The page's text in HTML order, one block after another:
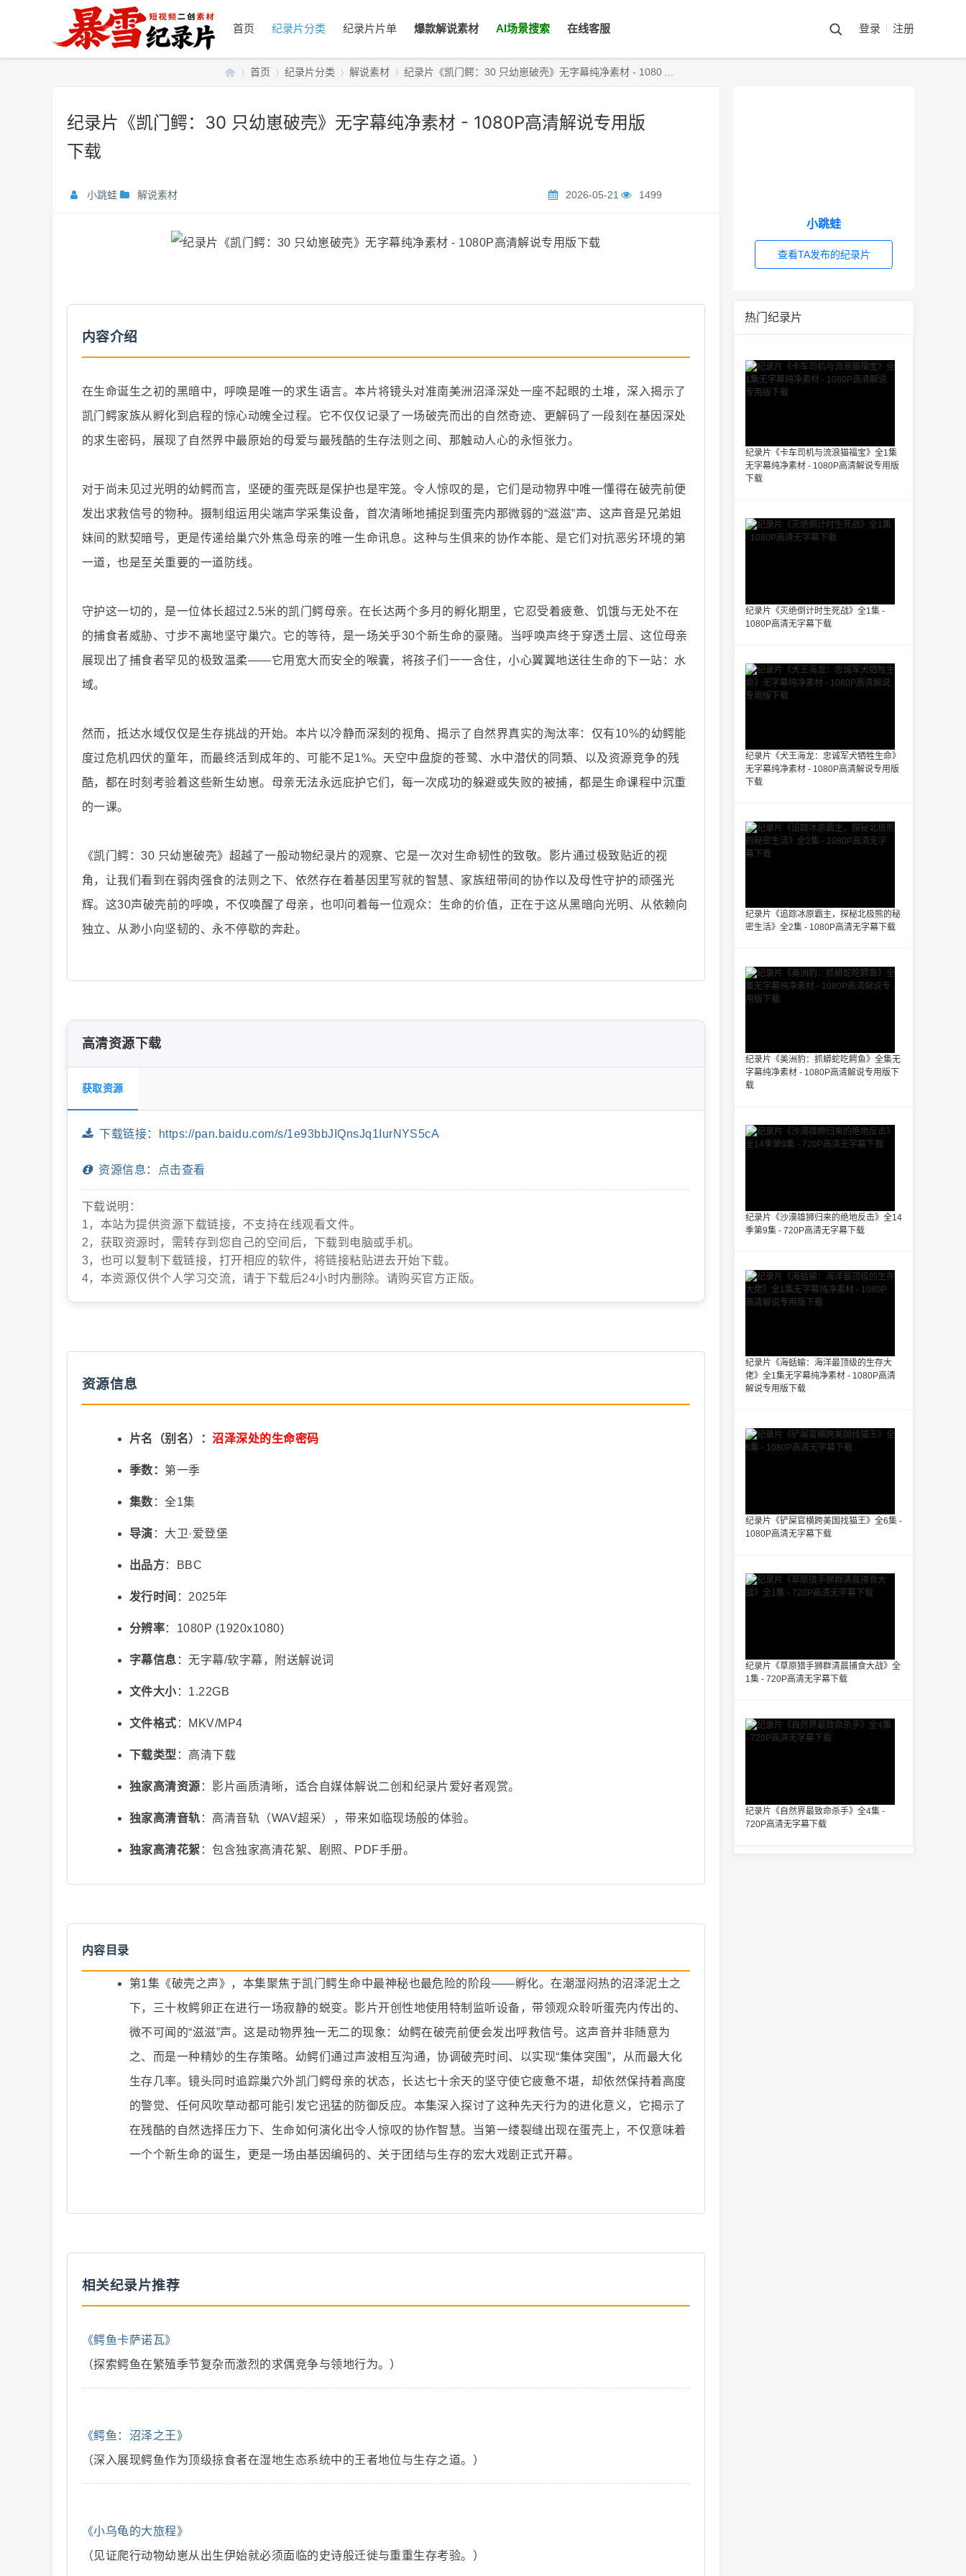
首页 纪录片分类 纪录片片单 爆款解说素材 AI场景搜索 在线客服 登录 注册
暴
纪
录
音
短
款
二
创
首页
›
纪录片分类
›
解说素材 纪录片《凯门鳄：30 只幼崽破壳》无字幕纯净素材 - 1080 ...
纪录片《凯门鳄：30 只幼崽破壳》无字幕纯净素材 - 1080P高清解说专用版
下载
小跳蛙 解说素材 2026-05-21 1499
内容介绍
在生命诞生之初的黑暗中，呼唤是唯一的求生语言。本片将镜头对准南美洲沼泽深处一座不起眼的土堆，深入揭示了
凯门鳄家族从孵化到启程的惊心动魄全过程。它不仅仅记录了一场破壳而出的自然奇迹、更解码了一段刻在基因深处
的求生密码，展现了自然界中最原始的母爱与最残酷的生存法则之间、那触动人心的永恒张力。
对于尚未见过光明的幼鳄而言，坚硬的蛋壳既是保护也是牢笼。令人惊叹的是，它们是动物界中唯一懂得在破壳前便
发出求救信号的物种。摄制组运用尖端声学采集设备，首次清晰地捕捉到蛋壳内那微弱的“滋滋”声、这声音是兄弟姐
妹间的默契暗号，更是传递给巢穴外焦急母亲的唯一生命讯息。这种与生俱来的协作本能、是它们对抗恶劣环境的第
一道，也是至关重要的一道防线。
守护这一切的，是一位体长超过2.5米的凯门鳄母亲。在长达两个多月的孵化期里，它忍受着疲惫、饥饿与无处不在
的捕食者威胁、寸步不离地坚守巢穴。它的等待，是一场关乎30个新生命的豪赌。当呼唤声终于穿透土层、这位母亲
展现出了捕食者罕见的极致温柔——它用宽大而安全的喉囊，将孩子们一一含住，小心翼翼地送往生命的下一站：水
域。
然而，抵达水域仅仅是生存挑战的开始。本片以冷静而深刻的视角、揭示了自然界真实的淘汰率：仅有10%的幼鳄能
度过危机四伏的童年，而最终活到成年的、可能不足1%。天空中盘旋的苍鹭、水中潜伏的同類、以及资源竞争的残
酷，都在时刻考验着这些新生幼崽。母亲无法永远庇护它们，每一次成功的躲避或失败的被捕，都是生命课程中沉重
的一课。
《凯门鳄：30 只幼崽破壳》超越了一般动物纪录片的观察、它是一次对生命韧性的致敬。影片通过极致贴近的视
角，让我们看到在弱肉强食的法则之下、依然存在着基因里写就的智慧、家族纽带间的协作以及母性守护的顽强光
辉。这30声破壳前的呼唤，不仅唤醒了母亲，也叩问着每一位观众：生命的价值，正在于这从黑暗向光明、从依赖向
独立、从渺小向坚韧的、永不停歇的奔赴。
高清资源下载
获取资源
下载链接：https://pan.baidu.com/s/1e93bbJIQnsJq1IurNYS5cA
资源信息：点击查看
下载说明：
1，本站为提供资源下载链接，不支持在线观看文件。
2，获取资源时，需转存到您自己的空间后，下载到电脑或手机。
3，也可以复制下载链接，打开相应的软件，将链接粘贴进去开始下载。
4，本资源仅供个人学习交流，请于下载后24小时内删除。请购买官方正版。
资源信息
片名（别名）：沼泽深处的生命密码
季数： 第一季
集数 ：全1集
导演 ：大卫·爱登堡
出品方：BBC
发行时间 ：2025年
分辨率：1080P (1920x1080)
字幕信息 ：无字幕/软字幕，附送解说词
文件大小：1.22GB
文件格式 ：MKV/MP4
下载类型 ：高清下载
独家高清资源 ：影片画质清晰，适合自媒体解说二创和纪录片爱好者观赏。
独家高清音轨 ：高清音轨（WAV超采），带来如临现场般的体验。
独家高清花絮 ：包含独家高清花絮、剧照、PDF手册。
内容目录
第1集《破壳之声》，本集聚焦于凯门鳄生命中最神秘也最危险的阶段——孵化。在潮湿闷热的沼泽泥土之
下，三十枚鳄卵正在进行一场寂静的蜕变。影片开创性地使用特制监听设备，带领观众聆听蛋壳内传出的、
微不可闻的“滋滋”声。这是动物界独一无二的现象：幼鳄在破壳前便会发出呼救信号。这声音并非随意为
之、而是一种精妙的生存策略。幼鳄们通过声波相互沟通，协调破壳时间、以实现“集体突围”，从而最大化
生存几率。镜头同时追踪巢穴外凯门鳄母亲的状态，长达七十余天的坚守使它疲惫不堪，却依然保持着高度
的警觉、任何风吹草动都可能引发它迅猛的防御反应。本集深入探讨了这种先天行为的进化意义，它揭示了
在残酷的自然选择压力下、生命如何演化出令人惊叹的协作智慧。当第一缕裂缝出现在蛋壳上，不仅意味着
一个个新生命的诞生，更是一场由基因编码的、关于团结与生存的宏大戏剧正式开幕。
相关纪录片推荐
《鳄鱼卡萨诺瓦》
（探索鳄鱼在繁殖季节复杂而激烈的求偶竞争与领地行为。）
《鳄鱼：沼泽之王》
（深入展现鳄鱼作为顶级掠食者在湿地生态系统中的王者地位与生存之道。）
《小乌龟的大旅程》
（见证爬行动物幼崽从出生伊始就必须面临的史诗般迁徙与重重生存考验。）
小跳蛙
查看TA发布的纪录片
热门纪录片
纪录片《卡车司机与流浪猫福宝》全1集
无字幕纯净素材 - 1080P高清解说专用版
下载
纪录片《灭绝倒计时生死战》全1集 -
1080P高清无字幕下载
纪录片《犬王海龙：忠诚军犬牺牲生命》
无字幕纯净素材 - 1080P高清解说专用版
下载
纪录片《追踪冰原霸主，探秘北极熊的秘
密生活》全2集 - 1080P高清无字幕下载
纪录片《美洲豹：抓蟒蛇吃鳄鱼》全集无
字幕纯净素材 - 1080P高清解说专用版下
载
纪录片《沙漠雄狮归来的绝地反击》全14
季第9集 - 720P高清无字幕下载
纪录片《海蛞蝓：海洋最顶级的生存大
佬》全1集无字幕纯净素材 - 1080P高清
解说专用版下载
纪录片《铲屎官横跨美国找猫王》全6集 -
1080P高清无字幕下载
纪录片《草原猎手狮群清晨捕食大战》全
1集 - 720P高清无字幕下载
纪录片《自然界最致命杀手》全4集 -
720P高清无字幕下载